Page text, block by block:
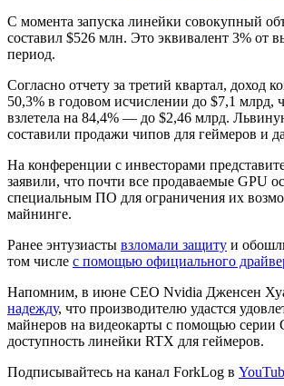
С момента запуска линейки совокупный
составил $526 млн. Это эквивалент 3% от
период.
Согласно отчету за третий квартал, доход
50,3% в годовом исчислении до $7,1 млрд,
взлетела на 84,4% — до $2,46 млрд.
составили продажи чипов для геймеров и
На конференции с инвесторами
заявили, что почти все продаваемые GPU
специальным ПО для ограничения их
майнинге.
Ранее энтузиасты взломали защиту и
том числе с помощью официального
Напомним, в июне CEO Nvidia Дженсен
надежду, что производителю удастся
майнеров на видеокарты с помощью серии
доступность линейки RTX для геймеров.
Подписывайтесь на канал ForkLog в